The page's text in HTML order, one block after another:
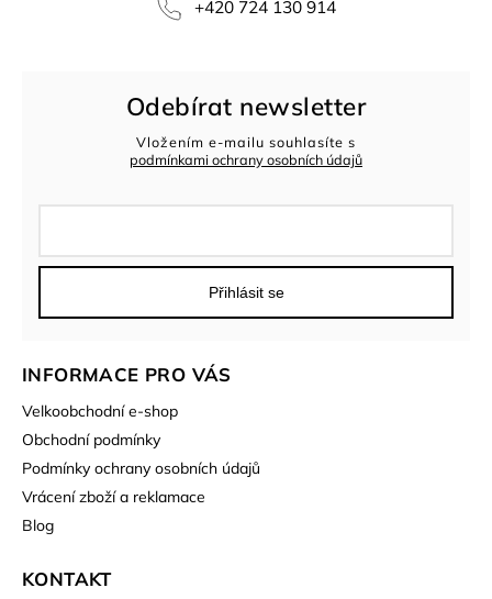
+420 724 130 914
INFORMACE PRO VÁS
Velkoobchodní e-shop
Obchodní podmínky
Podmínky ochrany osobních údajů
Vrácení zboží a reklamace
Blog
KONTAKT
Odebírat newsletter
Vložením e-mailu souhlasíte s
podmínkami ochrany osobních údajů
Přihlásit se